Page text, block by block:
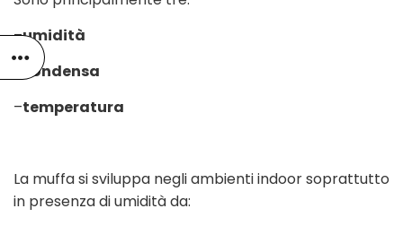
–umidità
condensa
–temperatura
La muffa si sviluppa negli ambienti indoor soprattutto
in presenza di umidità da: